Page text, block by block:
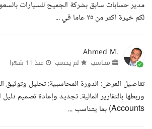
مدير حسابات سابق بشركة الجميح للسيارات
لكم خيرة اكثر من ٢٥ عاما في ...
Ahmed M.
محاسب لم يحسب منذ 11 شهرا
تفاصيل العرض: الدورة المحاسبية: تحليل وتوثيق
Accounts) بما يتناسب ...